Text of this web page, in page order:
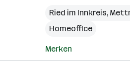
Ried im Innkreis,
Homeoffice
Merken